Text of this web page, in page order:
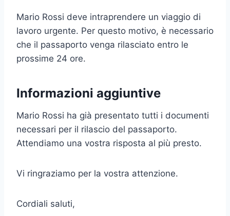
Mario Rossi deve intraprendere un viaggio di
lavoro urgente. Per questo motivo, è necessario
che il passaporto venga rilasciato entro le
prossime 24 ore.
Informazioni aggiuntive
Mario Rossi ha già presentato tutti i documenti
necessari per il rilascio del passaporto.
Attendiamo una vostra risposta al più presto.
Vi ringraziamo per la vostra attenzione.
Cordiali saluti,